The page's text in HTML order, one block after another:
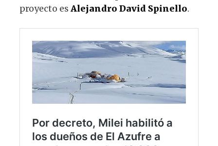
proyecto es Alejandro David Spinello.